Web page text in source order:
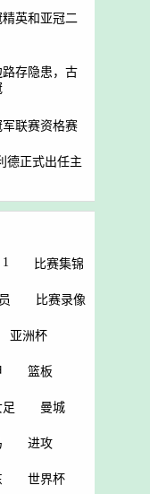
英和亚冠二
存隐患，古
联赛资格赛
德正式出任主
1 比赛集锦
比赛录像
亚洲杯
篮板
足 曼城
进攻
世界杯